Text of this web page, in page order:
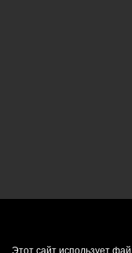
Этот сайт использует